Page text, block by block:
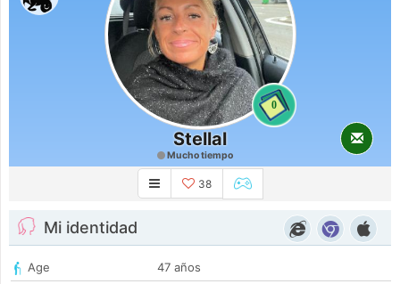
0
Stellal
Mucho tiempo
38
Mi identidad
Age
47 años